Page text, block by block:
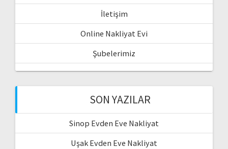
İletişim
Online Nakliyat Evi
Şubelerimiz
SON YAZILAR
Sinop Evden Eve Nakliyat
Uşak Evden Eve Nakliyat